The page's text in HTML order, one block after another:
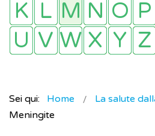
Sei qui: Home La salute
Meningite